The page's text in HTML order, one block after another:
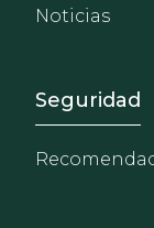
Noticias
Footer
Seguridad